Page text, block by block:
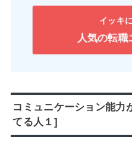
イッキ
人気の転職
コミュニケーション能力
てる人１]